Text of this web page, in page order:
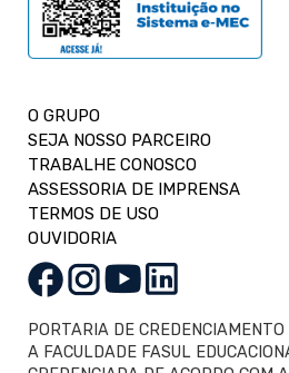
O GRUPO
SEJA NOSSO PARCEIRO
TRABALHE CONOSCO
ASSESSORIA DE IMPRENSA
TERMOS DE USO
OUVIDORIA
PORTARIA DE CREDENCIAMENTO
A FACULDADE FASUL